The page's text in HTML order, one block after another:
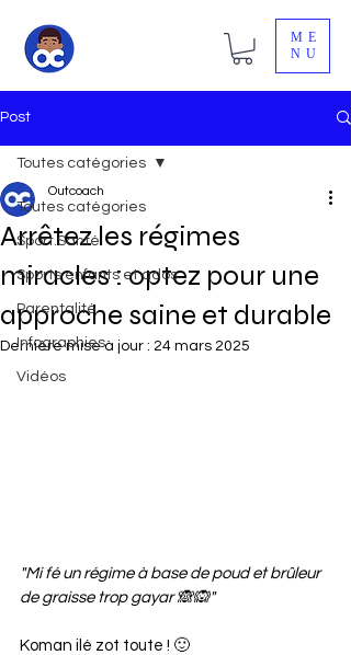
ME
NU
Post
Toutes catégories
Sport.Santé
Sports enfants et ados
Parentalité
Infographies
Vidéos
Toutes catégories
Arrêtez les régimes
miracles : optez pour une
approche saine et durable
Outcoach
Dernière mise à jour : 24 mars 2025
"Mi fé un régime à base de poud et brûleur
de graisse trop gayar 🙈🙉"
Koman ilé zot toute ! 🙂